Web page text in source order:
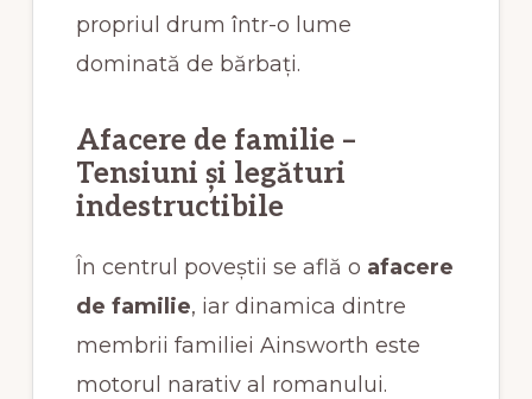
propriul drum într-o lume
dominată de bărbați.
Afacere de familie –
Tensiuni și legături
indestructibile
În centrul poveștii se află o afacere
de familie, iar dinamica dintre
membrii familiei Ainsworth este
motorul narativ al romanului.